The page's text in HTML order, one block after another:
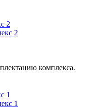
2
комплекса.
1